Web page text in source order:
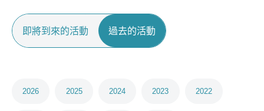
過去的活動
即將到來的活動
2026 2025 2024 2023 2022